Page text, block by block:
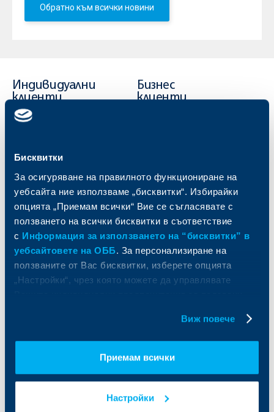
Бисквитки
За осигуряване на правилното функциониране на
уебсайта ние използваме „бисквитки“. Избирайки
опцията „Приемам всички“ Вие се съгласявате с
ползването на всички бисквитки в съответствие
с Информация за използването на “бисквитки” в
уебсайтовете на ОББ. За персонализиране на
ползваните от Вас бисквитки, изберете опцията
„Настройки“, чрез която можете да управлявате
Виж повече
Приемам всички
Настройки
Обратно към всички новини
Индивидуални
клиенти
Кредити
Частно банкиране
Застраховки
Актуализация на клиентски данни
Бизнес
клиенти
Пазари, инвестиционно банкиране
и попечителски услуги
Факторинг
Кредити за собственици на фирми
Финансови институции и суверени
За ОББ
Тарифи и общи условия
Групата на KBC
ОББ Пенсионно осигуряване
Продажба на имоти
Условия за ползване на сайта